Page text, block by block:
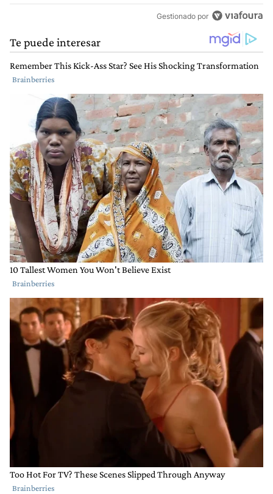
Gestionado por